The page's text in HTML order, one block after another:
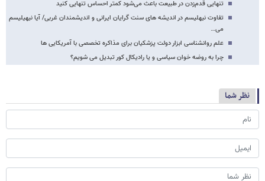
تنهایی قدم‌زدن در طبیعت باعث می‌شود کمتر احساس تنهایی کنید
تفاوت نیهلیسم در اندیشه های سنت گرایان ایرانی و اندیشمندان غربی/ آیا نیهیلیسم
می…
علم روانشناسی ابزار دولت پزشکیان برای مذاکره تخصصی با آمریکایی ها
چرا به روضه خوان سیاسی و یا رادیکال کور تبدیل می شویم؟
نظر شما